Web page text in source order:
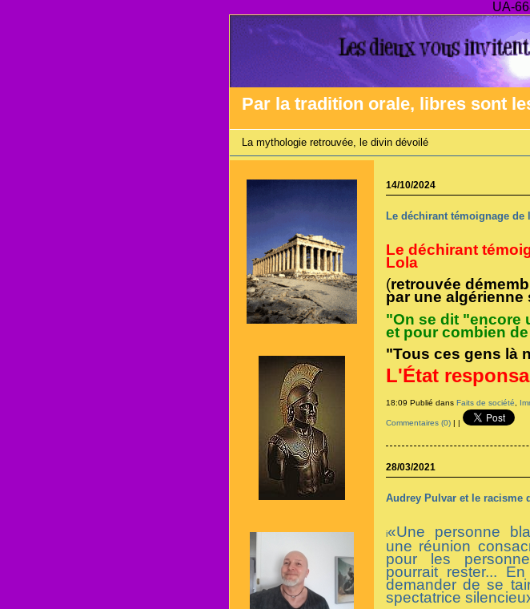
UA-
Par la tradition orale, libres sont
La mythologie retrouvée, le divin dévoilé
14/10/2024
Le déchirant témoignage de
Le déchirant
Lola
(retrouvée
par une algérienne
"On se dit "encore
et pour combien
"Tous ces gens là
L'État
18:09 Publié dans Faits de société
Commentaires (0)| |
28/03/2021
Audrey Pulvar et le racisme
i«Une personne
une réunion
pour les
pourrait rester...
demander de se
spectatrice